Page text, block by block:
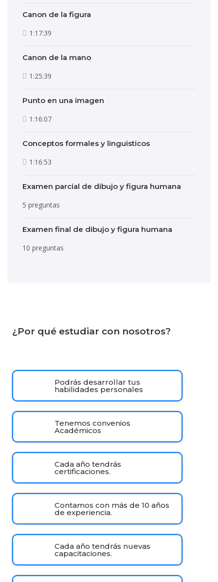
Canon de la figura
1:17:39
Canon de la mano
1:25:39
Punto en una imagen
1:16:07
Conceptos formales y linguisticos
1:16:53
Examen parcial de dibujo y figura humana
5 preguntas
Examen final de dibujo y figura humana
10 preguntas
¿Por qué estudiar con nosotros?
Podrás desarrollar tus
habilidades personales
Tenemos convenios
Académicos
Cada año tendrás
certificaciones.
Contamos con más de 10 años
de experiencia.
Cada año tendrás nuevas
capacitaciones.